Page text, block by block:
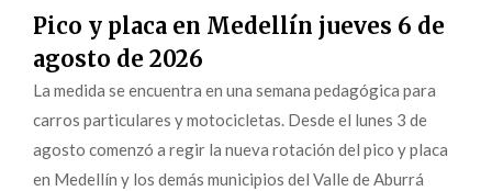
Pico y placa en Medellín jueves 6 de
agosto de 2026
La medida se encuentra en una semana pedagógica para
carros particulares y motocicletas. Desde el lunes 3 de
agosto comenzó a regir la nueva rotación del pico y placa
en Medellín y los demás municipios del Valle de Aburrá